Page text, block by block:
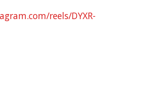
reels/DYXR-